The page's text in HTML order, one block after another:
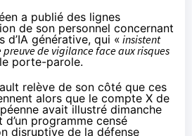
a publié des lignes
de son personnel concernant
d’IA générative, qui « insistent
de vigilance face aux risques
porte-parole.
relève de son côté que ces
alors que le compte X de
avait illustré dimanche
programme censé
disruptive de la défense